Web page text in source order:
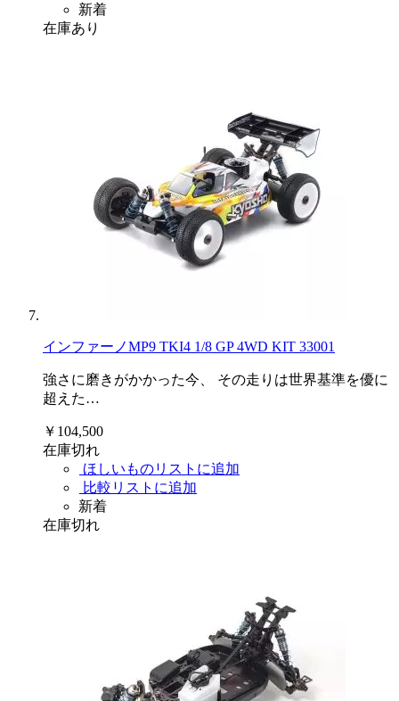
新着
在庫あり
インファーノMP9 TKI4 1/8 GP 4WD KIT 33001
強さに磨きがかかった今、 その走りは世界基準を優に
超えた…
￥104,500
在庫切れ
ほしいものリストに追加
比較リストに追加
新着
在庫切れ